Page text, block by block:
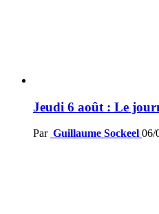
Jeudi 6 août : Le
Par Guillaume Sockeel 06/